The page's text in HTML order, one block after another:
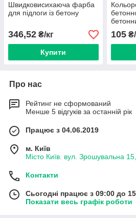
Швидковисихаюча фарба
для підлоги із бетону
346,52 ₴/кг
Купити
для
105₴/
Про нас
Рейтинг не сформований
Менше 5 відгуків за останній рік
Працює з 04.06.2019
м. Київ
Місто Київ. вул. Зрошувальна
Контакти
Сьогодні працює з 09:00 до
Показати весь графік роботи